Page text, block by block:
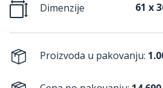
Dimenzije 61 x
Proizvoda u pakovanju: